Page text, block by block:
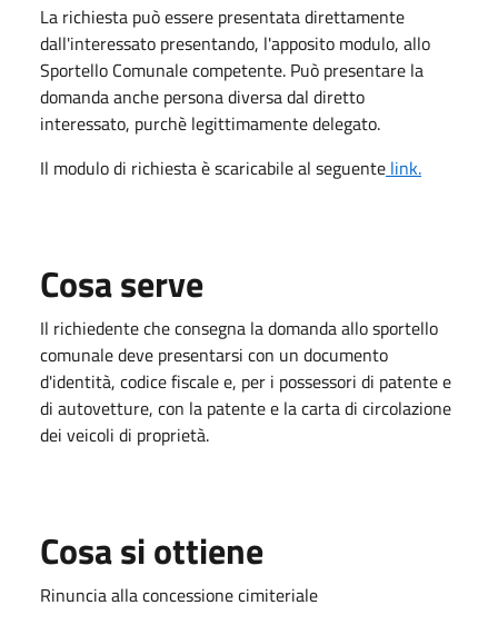
La richiesta può essere presentata direttamente
dall'interessato presentando, l'apposito modulo, allo
Sportello Comunale competente. Può presentare la
domanda anche persona diversa dal diretto
interessato, purchè legittimamente delegato.
Il modulo di richiesta è scaricabile al seguente link.
Cosa serve
Il richiedente che consegna la domanda allo sportello
comunale deve presentarsi con un documento
d'identità, codice fiscale e, per i possessori di patente e
di autovetture, con la patente e la carta di circolazione
dei veicoli di proprietà.
Cosa si ottiene
Rinuncia alla concessione cimiteriale